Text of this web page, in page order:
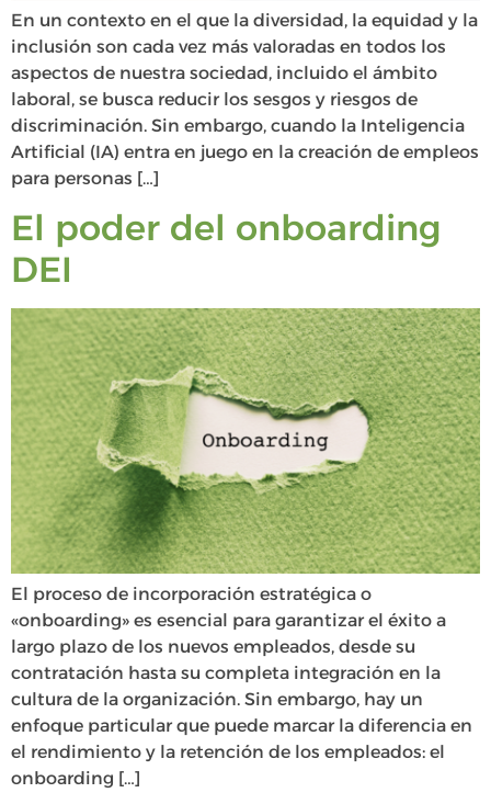
En un contexto en el que la diversidad, la equidad y la
inclusión son cada vez más valoradas en todos los
aspectos de nuestra sociedad, incluido el ámbito
laboral, se busca reducir los sesgos y riesgos de
discriminación. Sin embargo, cuando la Inteligencia
Artificial (IA) entra en juego en la creación de empleos
para personas […]
El poder del onboarding
DEI
El proceso de incorporación estratégica o
«onboarding» es esencial para garantizar el éxito a
largo plazo de los nuevos empleados, desde su
contratación hasta su completa integración en la
cultura de la organización. Sin embargo, hay un
enfoque particular que puede marcar la diferencia en
el rendimiento y la retención de los empleados: el
onboarding […]